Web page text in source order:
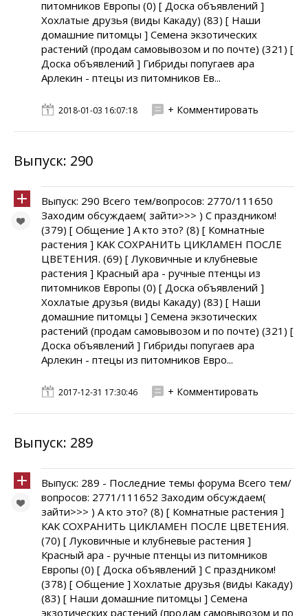
питомников Европы (0) [ Доска объявлений ]
Хохлатые друзья (виды Какаду) (83) [ Наши
домашние питомцы ] Семена экзотических
растений (продам самовывозом и по почте) (321) [
Доска объявлений ] Гибриды попугаев ара
Арлекин - птецы из питомников Ев...
2018-01-03 16:07:18 + Комментировать
Выпуск: 290
Выпуск: 290 Всего тем/вопросов: 2770/111650
Заходим обсуждаем( зайти>>> ) С праздником!
(379) [ Общение ] А кто это? (8) [ Комнатные
растения ] КАК СОХРАНИТЬ ЦИКЛАМЕН ПОСЛЕ
ЦВЕТЕНИЯ. (69) [ Луковичные и клубневые
растения ] Красный ара - ручные птенцы из
питомников Европы (0) [ Доска объявлений ]
Хохлатые друзья (виды Какаду) (83) [ Наши
домашние питомцы ] Семена экзотических
растений (продам самовывозом и по почте) (321) [
Доска объявлений ] Гибриды попугаев ара
Арлекин - птецы из питомников Евро...
2017-12-31 17:30:46 + Комментировать
Выпуск: 289
Выпуск: 289 - Последние темы форума Всего тем/
вопросов: 2771/111652 Заходим обсуждаем(
зайти>>> ) А кто это? (8) [ Комнатные растения ]
КАК СОХРАНИТЬ ЦИКЛАМЕН ПОСЛЕ ЦВЕТЕНИЯ.
(70) [ Луковичные и клубневые растения ]
Красный ара - ручные птенцы из питомников
Европы (0) [ Доска объявлений ] С праздником!
(378) [ Общение ] Хохлатые друзья (виды Какаду)
(83) [ Наши домашние питомцы ] Семена
экзотических растений (продам самовывозом и по